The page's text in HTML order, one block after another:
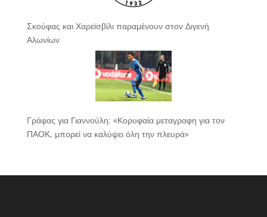
Σκούφας και Χαρεϊσβίλι παραμένουν στον Διγενή
Αλωνίων
Γράφας για Γιαννούλη: «Κορυφαία μεταγραφη για τον
ΠΑΟΚ, μπορεί να καλύψει όλη την πλευρά»